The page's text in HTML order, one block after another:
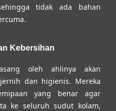
tidak ada bahan
Kebersihan
oleh ahlinya akan
dan higienis. Mereka
yang benar agar
ke seluruh sudut kolam,